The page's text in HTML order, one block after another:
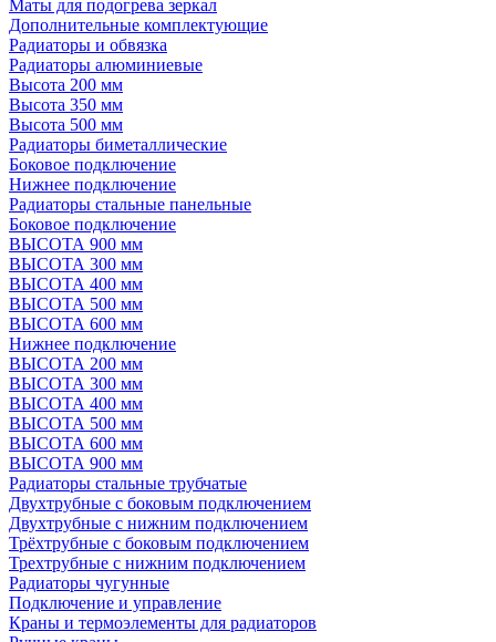
Маты для подогрева зеркал
Дополнительные комплектующие
Радиаторы и обвязка
Радиаторы алюминиевые
Высота 200 мм
Высота 350 мм
Высота 500 мм
Радиаторы биметаллические
Боковое подключение
Нижнее подключение
Радиаторы стальные панельные
Боковое подключение
ВЫСОТА 900 мм
ВЫСОТА 300 мм
ВЫСОТА 400 мм
ВЫСОТА 500 мм
ВЫСОТА 600 мм
Нижнее подключение
ВЫСОТА 200 мм
ВЫСОТА 300 мм
ВЫСОТА 400 мм
ВЫСОТА 500 мм
ВЫСОТА 600 мм
ВЫСОТА 900 мм
Радиаторы стальные трубчатые
Двухтрубные с боковым подключением
Двухтрубные с нижним подключением
Трёхтрубные с боковым подключением
Трехтрубные с нижним подключением
Радиаторы чугунные
Подключение и управление
Краны и термоэлементы для радиаторов